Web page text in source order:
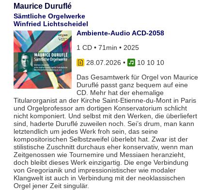
Maurice Duruflé
Sämtliche Orgelwerke
Winfried Lichtscheidel
Ambiente-Audio ACD-2058
1 CD • 71min • 2025
28.07.2026 •
10 10 10
Das Gesamtwerk für Orgel von Maurice
Duruflé passt ganz bequem auf eine
CD. Mehr hat der ehemalige
Titularorganist an der Kirche Saint-Etienne-du-Mont in Paris
und Orgelprofessor am dortigen Konservatorium schlicht
nicht komponiert. Und selbst mit den Werken, die überliefert
sind, haderte Duruflé zuweilen noch. Sei’s drum, man kann
letztendlich um jedes Werk froh sein, das seine
kompositorischen Selbstzweifel überlebt hat. Zwar ist der
stilistische Zuschnitt durchaus eher konservativ, wenn man
Zeitgenossen wie Tournemire und Messiaen heranzieht,
doch bleibt dieses Werk einzigartig. Die enge Verbindung
von Gregorianik und impressionistischer wie modaler
Klangwelt ist auch in Verbindung mit der neoklassischen
Orgel jener Zeit singulär.